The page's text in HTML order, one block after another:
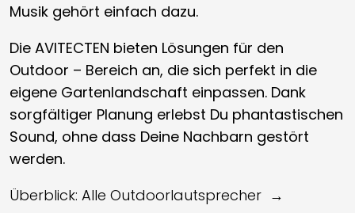
Musik gehört einfach dazu.
Die AVITECTEN bieten Lösungen für den
Outdoor – Bereich an, die sich perfekt in die
eigene Gartenlandschaft einpassen. Dank
sorgfältiger Planung erlebst Du phantastischen
Sound, ohne dass Deine Nachbarn gestört
werden.
Überblick: Alle Outdoorlautsprecher